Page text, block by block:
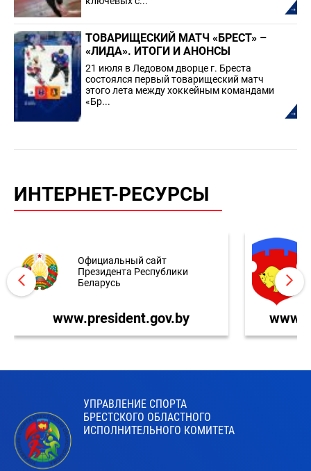
ТОВАРИЩЕСКИЙ МАТЧ «БРЕСТ» –
«ЛИДА». ИТОГИ И АНОНСЫ
21 июля в Ледовом дворце г. Бреста
состоялся первый товарищеский матч
этого лета между хоккейным командами
«Бр...
ИНТЕРНЕТ-РЕСУРСЫ
Официальный сайт
Президента Республики
Беларусь
www.president.gov.by
УПРАВЛЕНИЕ СПОРТА
БРЕСТСКОГО ОБЛАСТНОГО
ИСПОЛНИТЕЛЬНОГО КОМИТЕТА